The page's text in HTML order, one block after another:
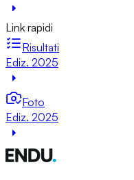
Link rapidi
Risultati
Ediz. 2025
Foto
Ediz. 2025